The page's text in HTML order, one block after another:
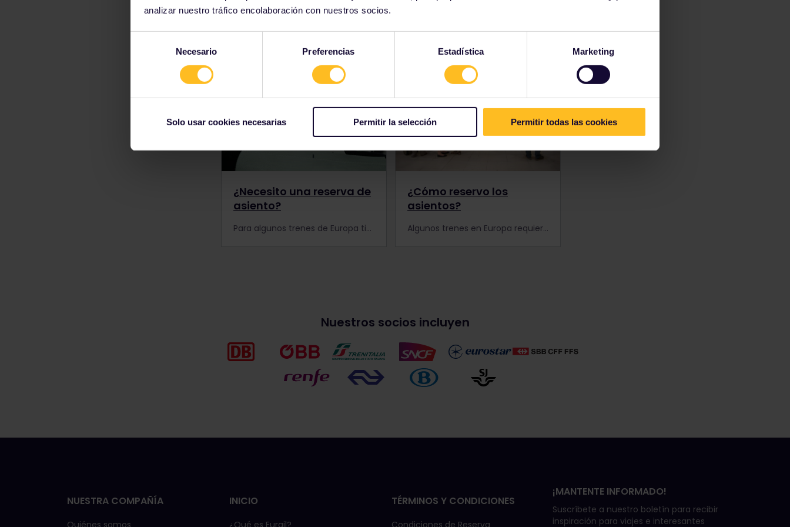
analizar nuestro tráfico encolaboración con nuestros socios.
consentimiento
Necesario Preferencias Estadística Marketing
Solo usar cookies necesarias Permitir la selección Permitir todas las cookies
Más información sobre las reservas
¿Necesito una reserva de
asiento?
Para algunos trenes de Europa tienes que hacer una reserva anticipada. Averigua si tienes que reservar asientos o hacer otras reservas para tu viaje en tren.
¿Cómo reservo los
asientos?
Algunos trenes en Europa requieren reservas anticipadas. Descubre cómo hacer reservas de asientos en trenes europeos antes de viajar.
Nuestros socios incluyen
NUESTRA COMPAÑÍA
Quiénes somos
INICIO
¿Qué es Eurail?
TÉRMINOS Y CONDICIONES
Condiciones de Reserva
¡MANTENTE INFORMADO!
Suscríbete a nuestro boletín para recibir
inspiración para viajes e interesantes